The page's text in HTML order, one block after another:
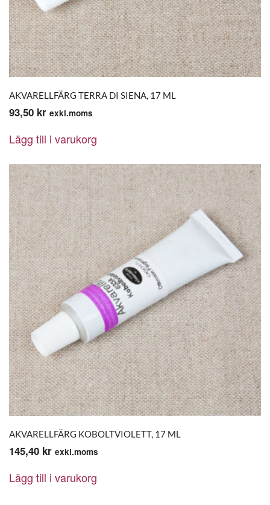
AKVARELLFÄRG TERRA DI SIENA, 17 ML
93,50 kr exkl.moms
Lägg till i varukorg
AKVARELLFÄRG KOBOLTVIOLETT, 17 ML
145,40 kr exkl.moms
Lägg till i varukorg